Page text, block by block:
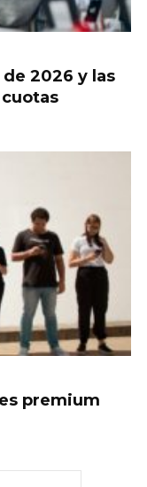
2026 y las
premium